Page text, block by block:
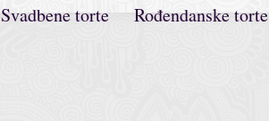
Svadbene torte Rođendanske torte